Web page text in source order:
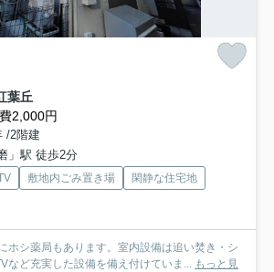
葉丘
2,000円
/2階建
」駅 徒歩2分
敷地内ごみ置き場
閑静な住宅地
ホシ薬局もあります。室内設備は追い焚き・シ
など充実した設備を備え付けていま... もっと見